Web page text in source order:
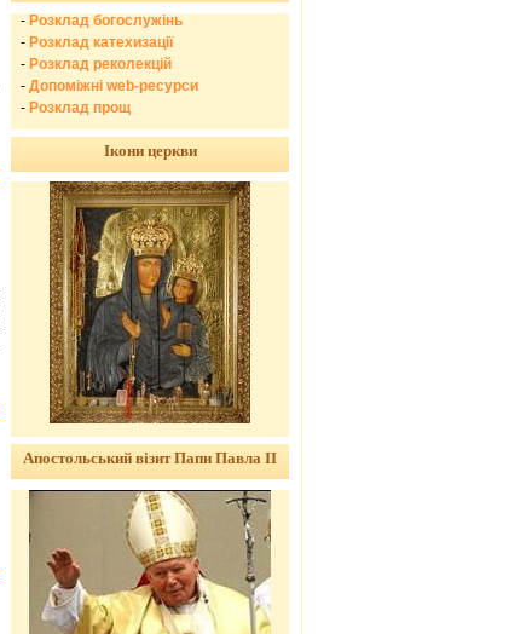
- Розклад богослужінь
- Розклад катехизації
- Розклад реколекцій
- Допоміжні web-ресурси
- Розклад прощ
Ікони церкви
Апостольський візит Папи Павла ІІ